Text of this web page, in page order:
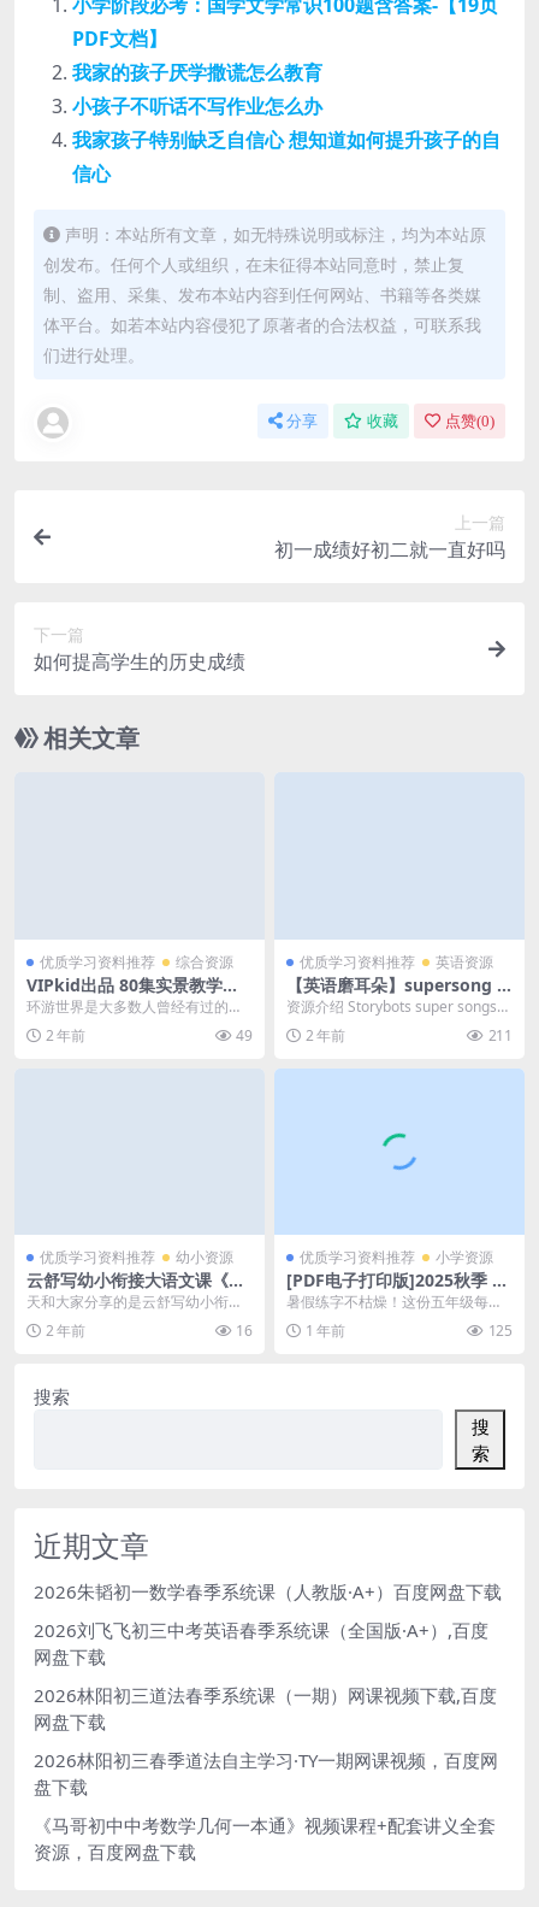
PDF文档】
我家的孩子厌学撒谎怎么教育
小孩子不听话不写作业怎么办
我家孩子特别缺乏自信心 想知道如何提升孩子的自
信心
声明：本站所有文章，如无特殊说明或标注，均为本站原
创发布。任何个人或组织，在未征得本站同意时，禁止复
制、盗用、采集、发布本站内容到任何网站、书籍等各类媒
体平台。如若本站内容侵犯了原著者的合法权益，可联系我
们进行处理。
分享 收藏 点赞(0)
上一篇
初一成绩好初二就一直好吗
下一篇
如何提高学生的历史成绩
相关文章
优质学习资料推荐 综合资源
VIPkid出品 80集实景教学口
语课《外教带你看世界》全套
世界
环游世界是大多数人曾经有过的梦
想，一部相机一个人，去遍书中的
每一个地方，看遍古今...
2 年前 49
优质学习资料推荐 英语资源
【英语磨耳朵】supersong S
tory bots十集英语科普音乐
视频，非常有趣小朋友英语磨
耳朵科普视频，百度网盘下载
资源介绍 Storybots super songs每
集10分钟左右，每首儿歌不...
2 年前 211
优质学习资料推荐 幼小资源
云舒写幼小衔接大语文课《跟
着绘本学成语》视频和配套讲
义PDF阅读绘本百度网盘下载
天和大家分享的是云舒写幼小衔接
大语文课《跟着绘本学成语》。包
含课程视频和配套讲义...
2 年前 16
优质学习资料推荐 小学资源
[PDF电子打印版]2025秋季 五
年级上册语文暑假每日一练字
帖6字 在线下载， 大小 268.5
5K 总页数 19 页
暑假练字不枯燥！这份五年级每日
字帖太适合了 五年级的同学们看过
来！暑假练字有好帮...
1 年前 125
搜索
搜
索
近期文章
2026朱韬初一数学春季系统课（人教版·A+）百度网盘下载
2026刘飞飞初三中考英语春季系统课（全国版·A+）,百度
网盘下载
2026林阳初三道法春季系统课（一期）网课视频下载,百度
网盘下载
2026林阳初三春季道法自主学习·TY一期网课视频，百度网
盘下载
《马哥初中中考数学几何一本通》视频课程+配套讲义全套
资源，百度网盘下载